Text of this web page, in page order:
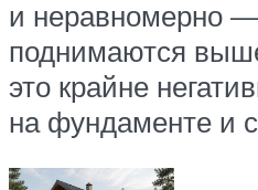
и неравномерно —
поднимаются
это крайне
на фундаменте и